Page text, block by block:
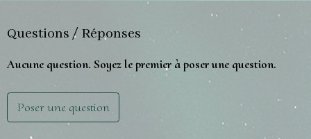
Questions / Réponses
Aucune question. Soyez le premier à poser une question.
Poser une question